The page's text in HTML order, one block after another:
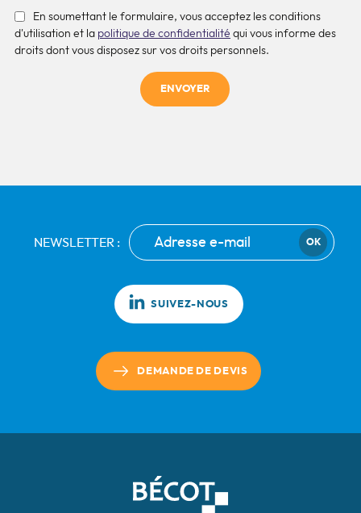
En soumettant le formulaire, vous acceptez les conditions
d'utilisation et la politique de confidentialité qui vous informe des
droits dont vous disposez sur vos droits personnels.
ENVOYER
NEWSLETTER : OK
SUIVEZ-NOUS
DEMANDE DE DEVIS